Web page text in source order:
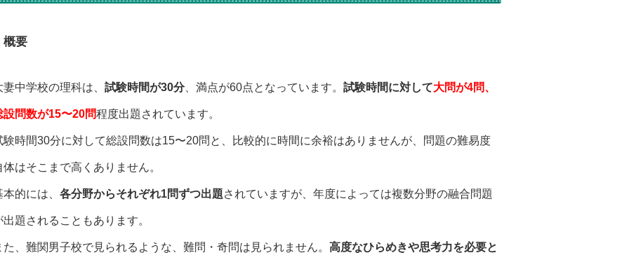
概要
妻中学校の理科は、 試験時間が30分、満点が60点となっています。 試験時間に対して大問が4問、
設問数が15〜20問程度出題されています。
験時間30分に対して総設問数は15〜20問と、比較的に時間に余裕はありませんが、問題の難易度
体はそこまで高くありません。
本的には、 各分野からそれぞれ1問ずつ出題されていますが、年度によっては複数分野の融合問題
出題されることもあります。
た、難関男子校で見られるような、難問・奇問は見られません。 高度なひらめきや思考力を必要と